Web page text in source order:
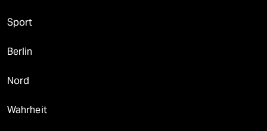
Sport
Berlin
Nord
Wahrheit